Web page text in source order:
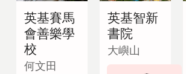
英基賽馬
會善樂學
校
何文田
英基智新
書院
大嶼山
諮
詢
繁體中文